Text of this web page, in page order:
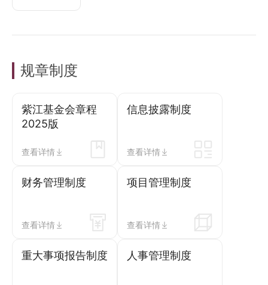
规章制度
紫江基金会章程
2025版
查看详情
信息披露制度
查看详情
财务管理制度
查看详情
项目管理制度
查看详情
重大事项报告制度 人事管理制度